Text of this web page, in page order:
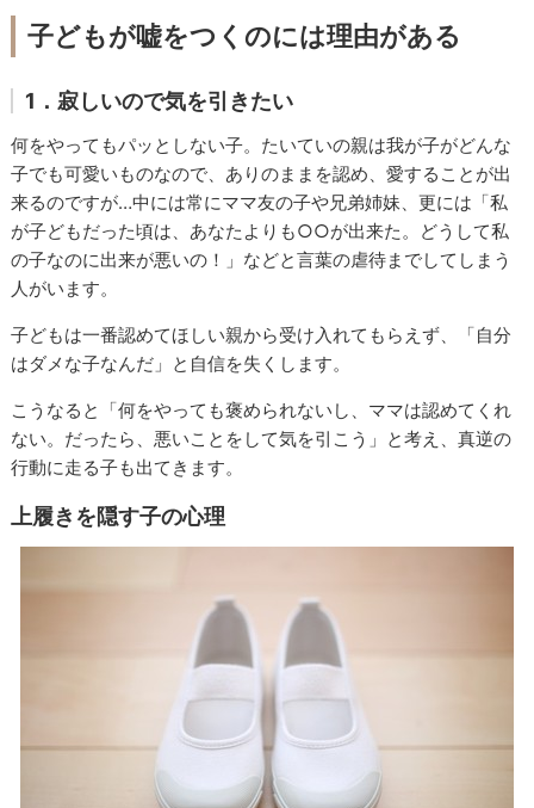
子どもが嘘をつくのには理由がある
1．寂しいので気を引きたい
何をやってもパッとしない子。たいていの親は我が子がどんな
子でも可愛いものなので、ありのままを認め、愛することが出
来るのですが…中には常にママ友の子や兄弟姉妹、更には「私
が子どもだった頃は、あなたよりも○○が出来た。どうして私
の子なのに出来が悪いの！」などと言葉の虐待までしてしまう
人がいます。
子どもは一番認めてほしい親から受け入れてもらえず、「自分
はダメな子なんだ」と自信を失くします。
こうなると「何をやっても褒められないし、ママは認めてくれ
ない。だったら、悪いことをして気を引こう」と考え、真逆の
行動に走る子も出てきます。
上履きを隠す子の心理